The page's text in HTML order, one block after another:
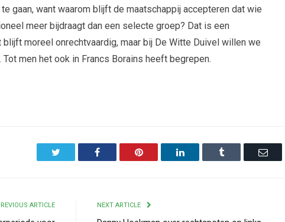
gaan, want waarom blijft de maatschappij accepteren dat wie
meer bijdraagt dan een selecte groep? Dat is een
moreel onrechtvaardig, maar bij De Witte Duivel willen we
men het ook in Francs Borains heeft begrepen.
Facebook Pinterest LinkedIn Tumblr Email
ARTICLE NEXT ARTICLE